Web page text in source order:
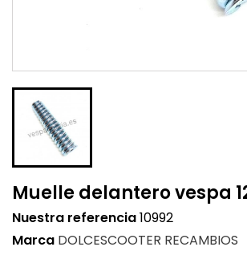
Muelle delantero vespa
Nuestra referencia10992
Marca DOLCESCOOTER RECAMBIOS